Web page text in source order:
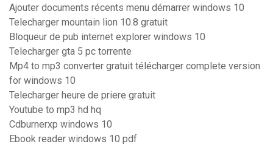
Ajouter documents récents menu démarrer windows 10
Telecharger mountain lion 10.8 gratuit
Bloqueur de pub internet explorer windows 10
Telecharger gta 5 pc torrente
Mp4 to mp3 converter gratuit télécharger complete version
for windows 10
Telecharger heure de priere gratuit
Youtube to mp3 hd hq
Cdburnerxp windows 10
Ebook reader windows 10 pdf